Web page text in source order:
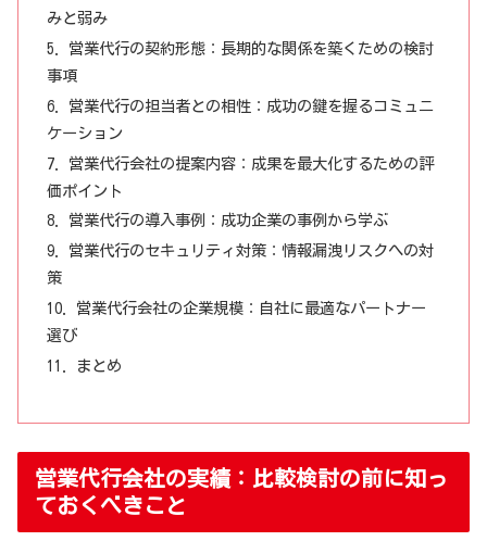
みと弱み
営業代行の契約形態：長期的な関係を築くための検討
事項
営業代行の担当者との相性：成功の鍵を握るコミュニ
ケーション
営業代行会社の提案内容：成果を最大化するための評
価ポイント
営業代行の導入事例：成功企業の事例から学ぶ
営業代行のセキュリティ対策：情報漏洩リスクへの対
策
営業代行会社の企業規模：自社に最適なパートナー
選び
まとめ
営業代行会社の実績：比較検討の前に知っ
ておくべきこと